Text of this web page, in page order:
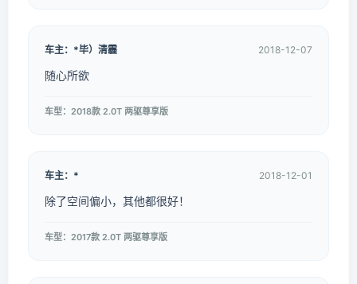
车主：*毕）清霾 2018-12-07
随心所欲
车型：2018款 2.0T 两驱尊享版
车主：* 2018-12-01
除了空间偏小，其他都很好！
车型：2017款 2.0T 两驱尊享版